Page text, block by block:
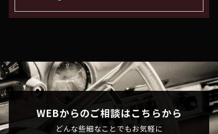
WEBからのご相談はこちらから
どんな些細なことでもお気軽に